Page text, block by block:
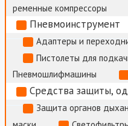
ременные компрессоры
Пневмоинструмент
Адаптеры и
Пистолеты для
Пневмошлифмашины
Средства защиты,
Защита органов